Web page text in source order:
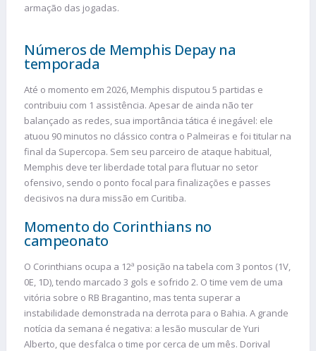
armação das jogadas.
Números de Memphis Depay na
temporada
Até o momento em 2026, Memphis disputou 5 partidas e
contribuiu com 1 assistência. Apesar de ainda não ter
balançado as redes, sua importância tática é inegável: ele
atuou 90 minutos no clássico contra o Palmeiras e foi titular na
final da Supercopa. Sem seu parceiro de ataque habitual,
Memphis deve ter liberdade total para flutuar no setor
ofensivo, sendo o ponto focal para finalizações e passes
decisivos na dura missão em Curitiba.
Momento do Corinthians no
campeonato
O Corinthians ocupa a 12ª posição na tabela com 3 pontos (1V,
0E, 1D), tendo marcado 3 gols e sofrido 2. O time vem de uma
vitória sobre o RB Bragantino, mas tenta superar a
instabilidade demonstrada na derrota para o Bahia. A grande
notícia da semana é negativa: a lesão muscular de Yuri
Alberto, que desfalca o time por cerca de um mês. Dorival